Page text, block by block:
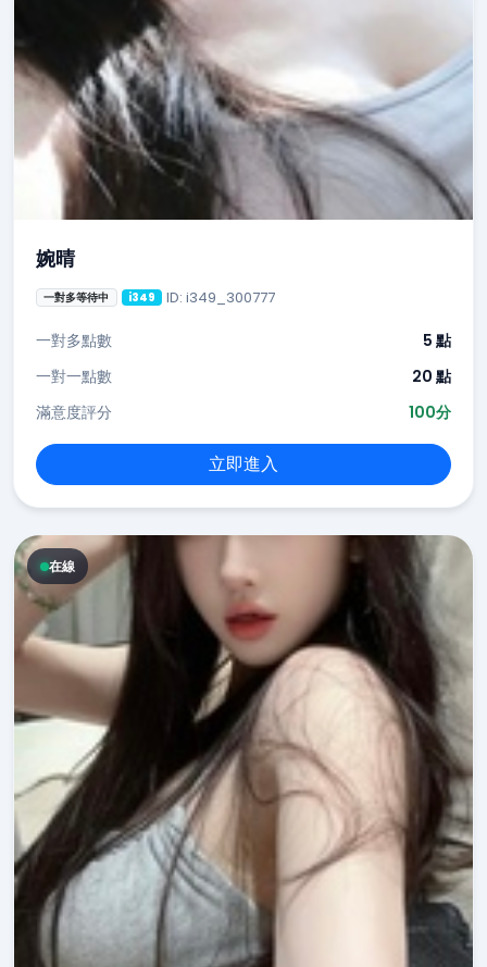
婉晴
一對多等待中 i349 ID: i349_300777
一對多點數
5 點
一對一點數
20 點
滿意度評分
100分
立即進入
在線